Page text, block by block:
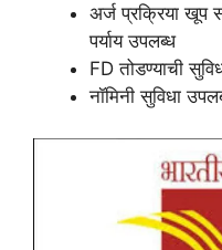
अर्ज प्रक्रिया खूप
पर्याय उपलब्ध
FD तोडण्याची
नॉमिनी सुविधा